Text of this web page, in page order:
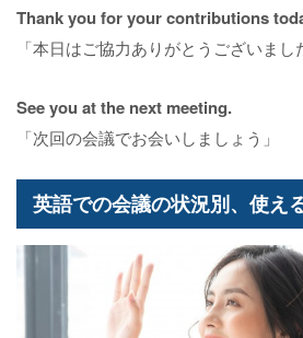
Thank you for your contributions
「本日はご協力ありがとうございまし
See you at the next meeting.
「次回の会議でお会いしましょう」
英語での会議の状況別、使え